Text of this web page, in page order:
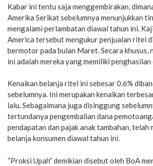
Kabar ini tentu saja menggembirakan,
Amerika Serikat sebelumnya menunjukkan
mengalami perlambatan diawal tahun ini.
America tersebut mengukur penjualan ritel
bermotor pada bulan Maret. Secara khusus,
ini adalah mereka yang memiliki
Kenaikan belanja ritel ini sebesar 0.6%
sebelumnya. Ini merupakan kenaikan
lalu. Sebagaimana juga disinggung
tertundanya pengembalian dana
pendapatan dan pajak anak tambahan, telah
belanja konsumen diawal tahun ini.
“Proksi Upah” demikian disebut oleh BoA